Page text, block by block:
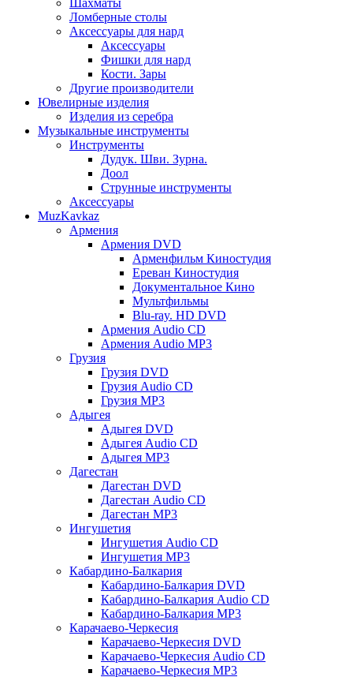
Шахматы
Ломберные столы
Аксессуары для нард
Аксессуары
Фишки для нард
Кости. Зары
Другие производители
Ювелирные изделия
Изделия из серебра
Музыкальные инструменты
Инструменты
Дудук. Шви. Зурна.
Доол
Струнные инструменты
Аксессуары
MuzKavkaz
Армения
Армения DVD
Арменфильм Киностудия
Ереван Киностудия
Документальное Кино
Мультфильмы
Blu-ray. HD DVD
Армения Audio CD
Армения Audio MP3
Грузия
Грузия DVD
Грузия Audio CD
Грузия MP3
Адыгея
Адыгея DVD
Адыгея Audio CD
Адыгея MP3
Дагестан
Дагестан DVD
Дагестан Audio CD
Дагестан MP3
Ингушетия
Ингушетия Audio CD
Ингушетия MP3
Кабардино-Балкария
Кабардино-Балкария DVD
Кабардино-Балкария Audio CD
Кабардино-Балкария MP3
Карачаево-Черкесия
Карачаево-Черкесия DVD
Карачаево-Черкесия Audio CD
Карачаево-Черкесия MP3